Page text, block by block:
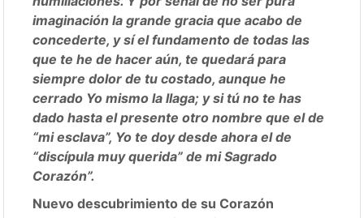
imaginación la grande gracia que acabo de
concederte, y sí el fundamento de todas las
que te he de hacer aún, te quedará para
siempre dolor de tu costado, aunque he
cerrado Yo mismo la llaga; y si tú no te has
dado hasta el presente otro nombre que el de
“mi esclava”, Yo te doy desde ahora el de
“discípula muy querida” de mi Sagrado
Corazón”.
Nuevo descubrimiento de su Corazón